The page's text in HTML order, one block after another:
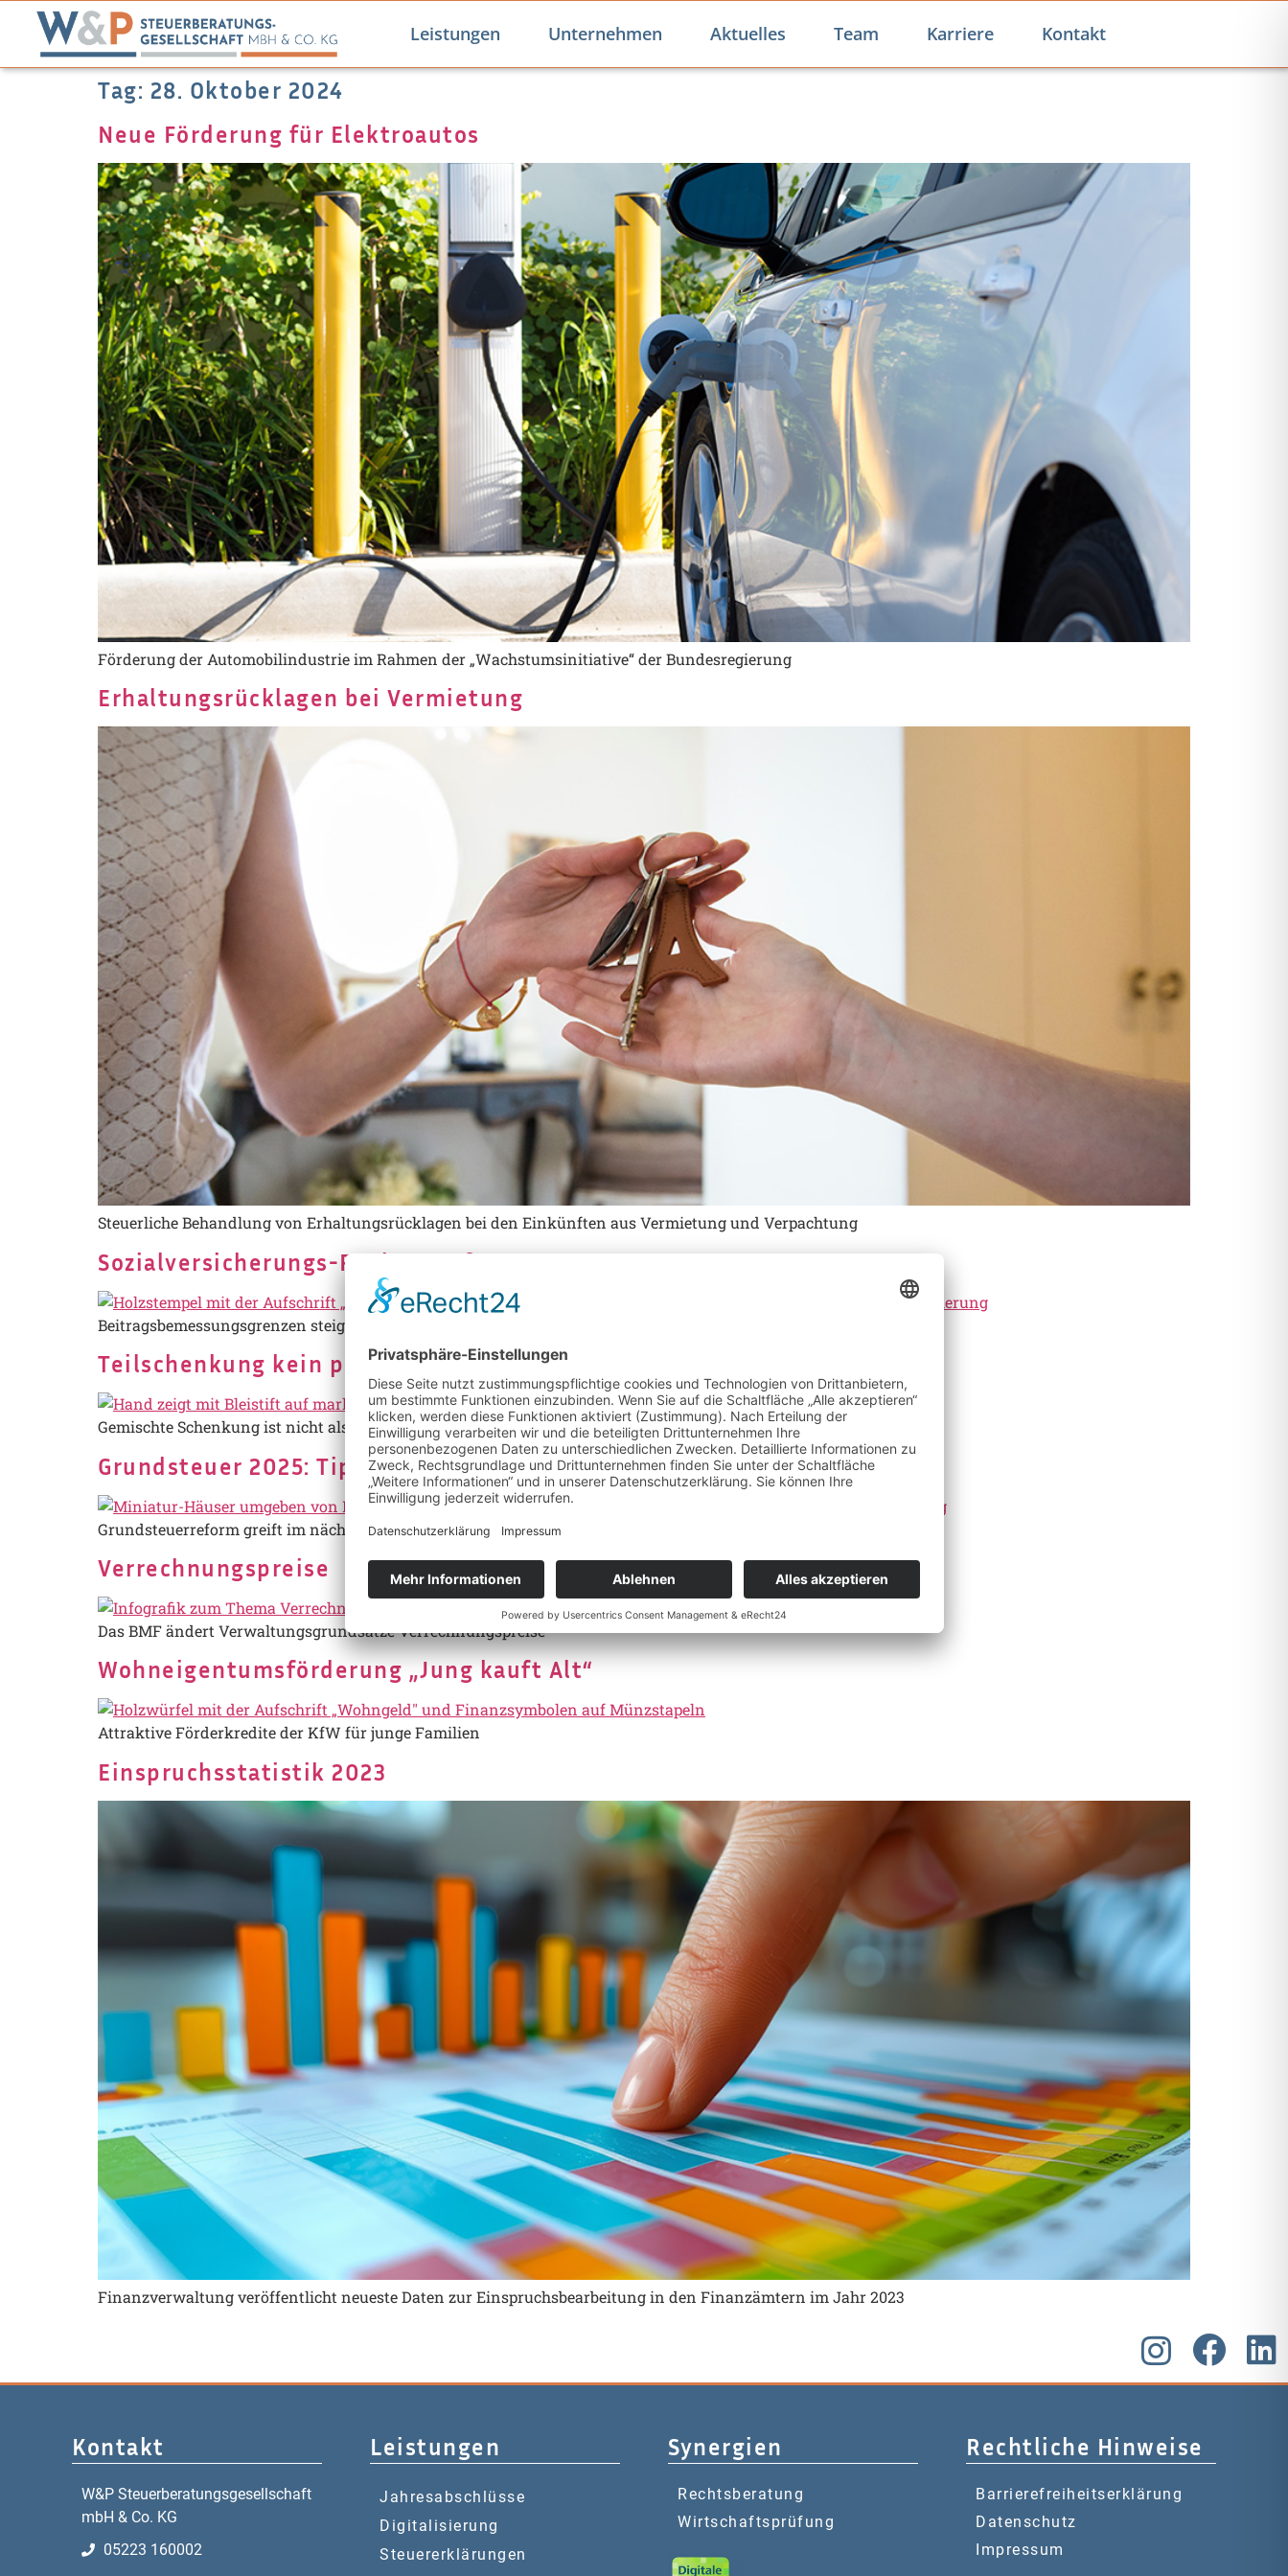
Leistungen Unternehmen Aktuelles Team Karriere Kontakt
Tag: 28. Oktober 2024
Neue Förderung für Elektroautos
Förderung der Automobilindustrie im Rahmen der „Wachstumsinitiative“ der Bundesregierung
Erhaltungsrücklagen bei Vermietung
Steuerliche Behandlung von Erhaltungsrücklagen bei den Einkünften aus Vermietung und Verpachtung
Sozialversicherungs-Rechengrößen 2025
Beitragsbemessungsgrenzen steigen ab 2025 stark an
Teilschenkung kein privates Veräußerungsgeschäft
Gemischte Schenkung ist nicht als privates Veräußerungsgeschäft steuerbar
Grundsteuer 2025: Tipps zur richtigen Vorbereitung
Grundsteuerreform greift im nächsten Jahr, Gemeinden müssen Hebesätze bis 30.6.2025 festlegen
Verrechnungspreise
Das BMF ändert Verwaltungsgrundsätze Verrechnungspreise
Wohneigentumsförderung „Jung kauft Alt“
Attraktive Förderkredite der KfW für junge Familien
Einspruchsstatistik 2023
Finanzverwaltung veröffentlicht neueste Daten zur Einspruchsbearbeitung in den Finanzämtern im Jahr 2023
Kontakt
W&P Steuerberatungsgesellschaft
mbH & Co. KG
05223 160002
Leistungen
Jahresabschlüsse
Digitalisierung
Steuererklärungen
Synergien
Rechtsberatung
Wirtschaftsprüfung
Rechtliche Hinweise
Barrierefreiheitserklärung
Datenschutz
Impressum